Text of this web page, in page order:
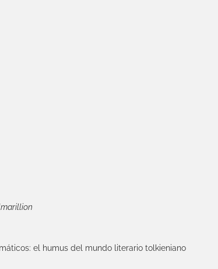
el humus del mundo literario tolkieniano